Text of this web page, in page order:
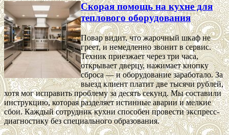
Скорая помощь на кухне для
теплового оборудования
Повар видит, что жарочный шкаф не
греет, и немедленно звонит в сервис.
Техник приезжает через три часа,
открывает дверцу, нажимает кнопку
сброса — и оборудование заработало. За
выезд клиент платит две тысячи рублей,
хотя мог исправить проблему за десять секунд. Мы составили
инструкцию, которая разделяет истинные аварии и мелкие
сбои. Каждый сотрудник кухни способен провести экспресс-
диагностику без специального образования.